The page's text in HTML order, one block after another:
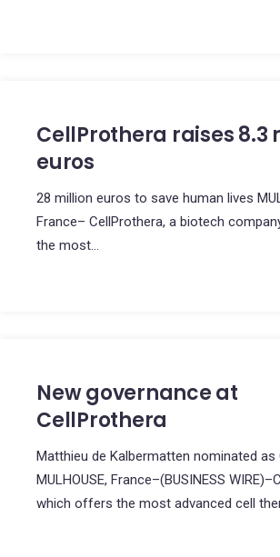
CellProthera raises 8.3
euros
28 million euros to save human lives
France– CellProthera, a biotech
the most...
New governance at
CellProthera
Matthieu de Kalbermatten nominated as
MULHOUSE, France–(BUSINESS
which offers the most advanced cell